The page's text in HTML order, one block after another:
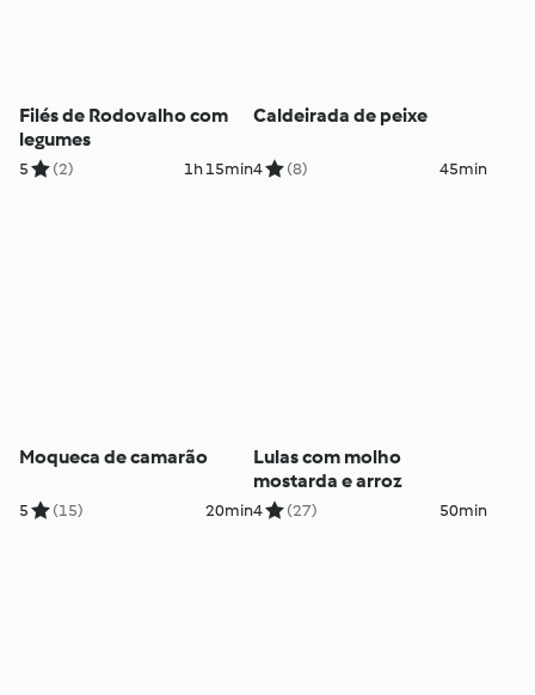
Filés de Rodovalho com
legumes
5 (2) 1h 15min
Caldeirada de peixe
4 (8) 45min
Moqueca de camarão
5 (15) 20min
Lulas com molho
mostarda e arroz
4 (27) 50min